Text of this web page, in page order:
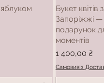
Букет квітів
Запоріжжі —
подарунок
моментів
Ціна
1 400,00 ₴
Самовивіз